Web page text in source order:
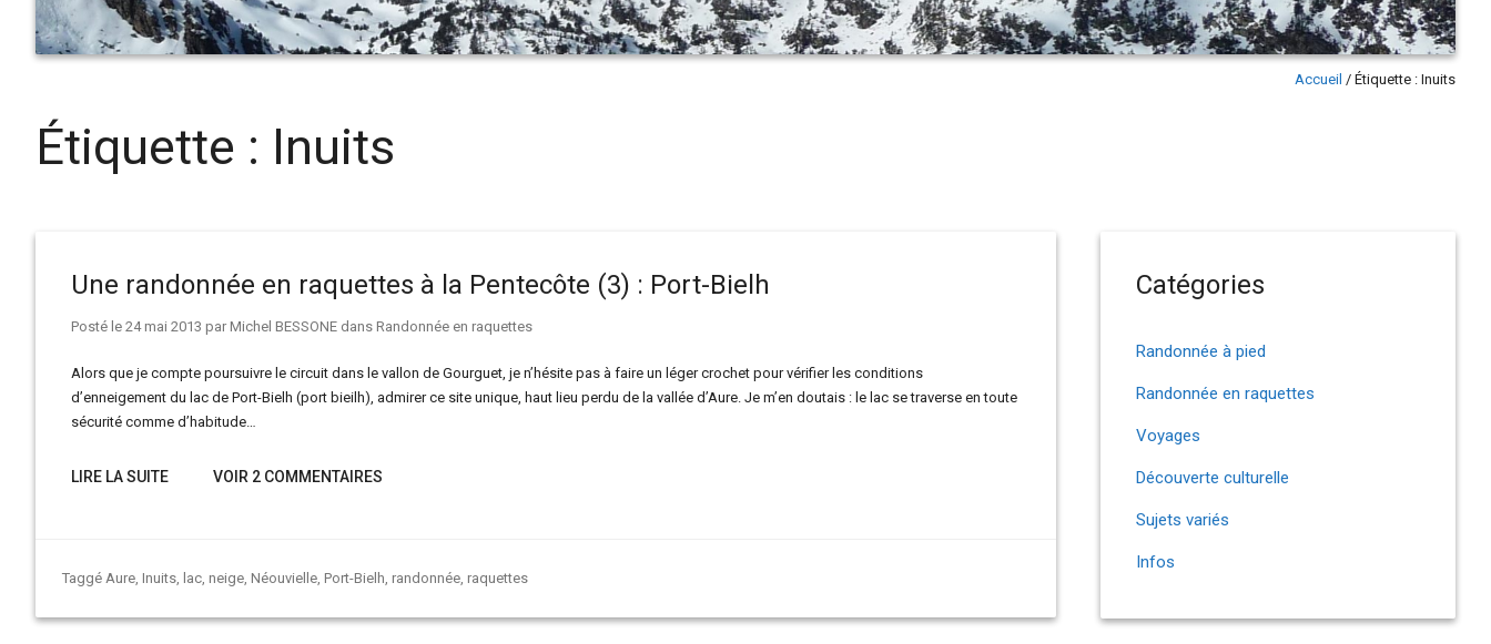
Accueil / Étiquette : Inuits
Étiquette : Inuits
Une randonnée en raquettes à la Pentecôte (3) : Port-Bielh
Posté le 24 mai 2013 par Michel BESSONE dans Randonnée en raquettes
Alors que je compte poursuivre le circuit dans le vallon de Gourguet, je n’hésite pas à faire un léger crochet pour vérifier les conditions
d’enneigement du lac de Port-Bielh (port bieilh), admirer ce site unique, haut lieu perdu de la vallée d’Aure. Je m’en doutais : le lac se traverse en toute
sécurité comme d’habitude…
LIRE LA SUITE VOIR 2 COMMENTAIRES
Taggé Aure, Inuits, lac, neige, Néouvielle, Port-Bielh, randonnée, raquettes
Catégories
Randonnée à pied
Randonnée en raquettes
Voyages
Découverte culturelle
Sujets variés
Infos